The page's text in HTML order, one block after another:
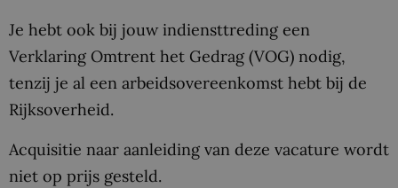
Je hebt ook bij jouw indiensttreding een
Verklaring Omtrent het Gedrag (VOG) nodig,
tenzij je al een arbeidsovereenkomst hebt bij de
Rijksoverheid.
Acquisitie naar aanleiding van deze vacature wordt
niet op prijs gesteld.